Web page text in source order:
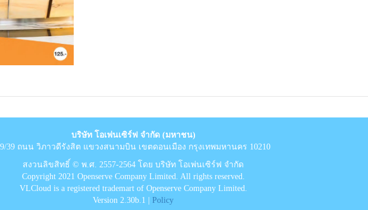
บริษัท โอเพ่นเซิร์ฟ จำกัด (มหาชน)
39 ถนน วิภาวดีรังสิต แขวงสนามบิน เขตดอนเมือง กรุงเทพมหานคร 10210
สงวนลิขสิทธิ์ © พ.ศ. 2557-2564 โดย บริษัท โอเพ่นเซิร์ฟ จำกัด
Copyright 2021 Openserve Company Limited. All rights reserved.
VLCloud is a registered trademart of Openserve Company Limited.
Version 2.30b.1 | Policy